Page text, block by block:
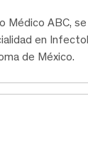
Médico ABC,
en
de México.